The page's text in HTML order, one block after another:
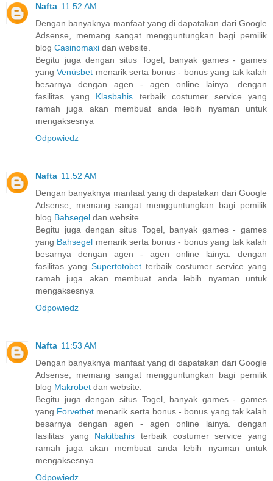
Nafta 11:52 AM
Dengan banyaknya manfaat yang di dapatakan dari Google
Adsense, memang sangat mengguntungkan bagi pemilik
blog Casinomaxi dan website.
Begitu juga dengan situs Togel, banyak games - games
yangVenüsbet menarik serta bonus - bonus yang tak kalah
besarnya dengan agen - agen online lainya. dengan
fasilitas yang Klasbahis terbaik costumer service yang
ramah juga akan membuat anda lebih nyaman untuk
mengaksesnya
Odpowiedz
Nafta 11:52 AM
Dengan banyaknya manfaat yang di dapatakan dari Google
Adsense, memang sangat mengguntungkan bagi pemilik
blog Bahsegel dan website.
Begitu juga dengan situs Togel, banyak games - games
yang Bahsegel menarik serta bonus - bonus yang tak kalah
besarnya dengan agen - agen online lainya. dengan
fasilitas yang Supertotobet terbaik costumer service yang
ramah juga akan membuat anda lebih nyaman untuk
mengaksesnya
Odpowiedz
Nafta 11:53 AM
Dengan banyaknya manfaat yang di dapatakan dari Google
Adsense, memang sangat mengguntungkan bagi pemilik
blog Makrobet dan website.
Begitu juga dengan situs Togel, banyak games - games
yang Forvetbet menarik serta bonus - bonus yang tak kalah
besarnya dengan agen - agen online lainya. dengan
fasilitas yang Nakitbahis terbaik costumer service yang
ramah juga akan membuat anda lebih nyaman untuk
mengaksesnya
Odpowiedz